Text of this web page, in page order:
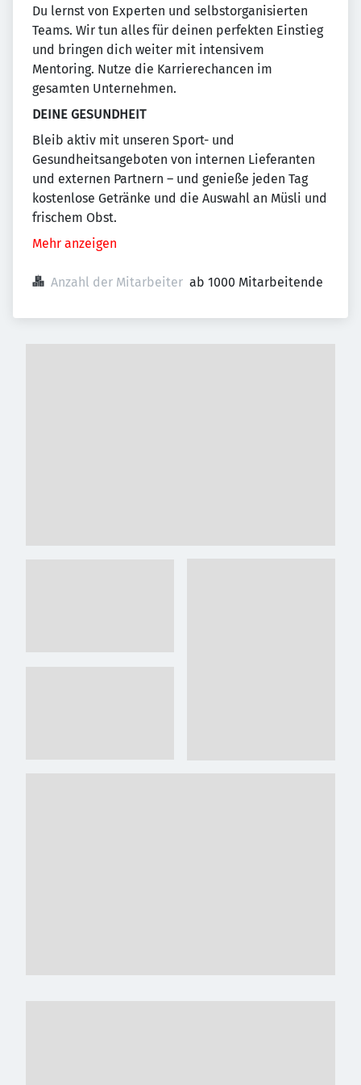
Du lernst von Experten und selbstorganisierten
Teams. Wir tun alles für deinen perfekten Einstieg
und bringen dich weiter mit intensivem
Mentoring. Nutze die Karrierechancen im
gesamten Unternehmen.
DEINE GESUNDHEIT
Bleib aktiv mit unseren Sport- und
Gesundheitsangeboten von internen Lieferanten
und externen Partnern – und genieße jeden Tag
kostenlose Getränke und die Auswahl an Müsli und
frischem Obst.
Mehr anzeigen
Anzahl der Mitarbeiter ab 1000 Mitarbeitende